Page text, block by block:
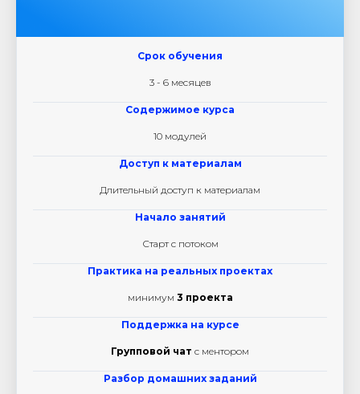
Срок обучения
3 - 6 месяцев
Содержимое курса
10 модулей
Доступ к материалам
Длительный доступ к материалам
Начало занятий
Старт с потоком
Практика на реальных проектах
минимум 3 проекта
Поддержка на курсе
Групповой чат с ментором
Разбор домашних заданий